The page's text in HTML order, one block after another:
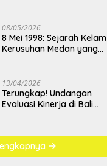
08/05/2026
8 Mei 1998: Sejarah Kelam
Kerusuhan Medan yang
13/04/2026
Terungkap! Undangan
Evaluasi Kinerja di Bali
Mengular